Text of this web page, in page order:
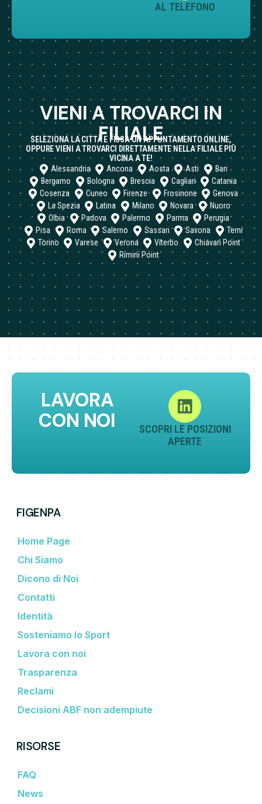
AL TELEFONO
VIENI A TROVARCI IN
FILIALE
SELEZIONA LA CITTÀ E FISSA UN APPUNTAMENTO ONLINE,
OPPURE VIENI A TROVARCI DIRETTAMENTE NELLA FILIALE PIÙ
VICINA A TE!
Alessandria
Ancona Aosta Asti
Bari
Bergamo
Bologna Brescia Cagliari
Catania
Cosenza
Cuneo Firenze Frosinone
Genova
La Spezia
Latina Milano Novara
Nuoro
Olbia
Padova Palermo Parma
Perugia
Pisa
Roma Salerno Sassari Savona
Terni
Torino
Varese Verona Viterbo
Chiavari Point
Rimini Point
LAVORA
CON NOI
SCOPRI LE POSIZIONI
APERTE
FIGENPA
Home Page
Chi Siamo
Dicono di Noi
Contatti
Identità
Sosteniamo lo Sport
Lavora con noi
Trasparenza
Reclami
Decisioni ABF non adempiute
RISORSE
FAQ
News